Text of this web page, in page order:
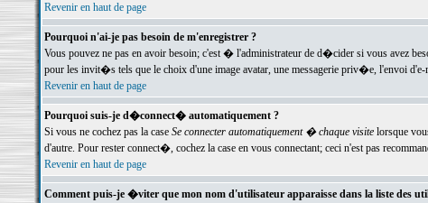
Revenir en haut de page
Pourquoi n'ai-je pas besoin de m'enregistrer ?
Vous pouvez ne pas en avoir besoin; c'est � l'administrateur de d�cider si vous avez
pour les invit�s tels que le choix d'une image avatar, une messagerie priv�e, l'envoi
Revenir en haut de page
Pourquoi suis-je d�connect� automatiquement ?
Si vous ne cochez pas la case Se connecter automatiquement � chaque visitelorsque
d'autre. Pour rester connect�, cochez la case en vous connectant; ceci n'est pas
Revenir en haut de page
Comment puis-je �viter que mon nom d'utilisateur apparaisse dans la liste des